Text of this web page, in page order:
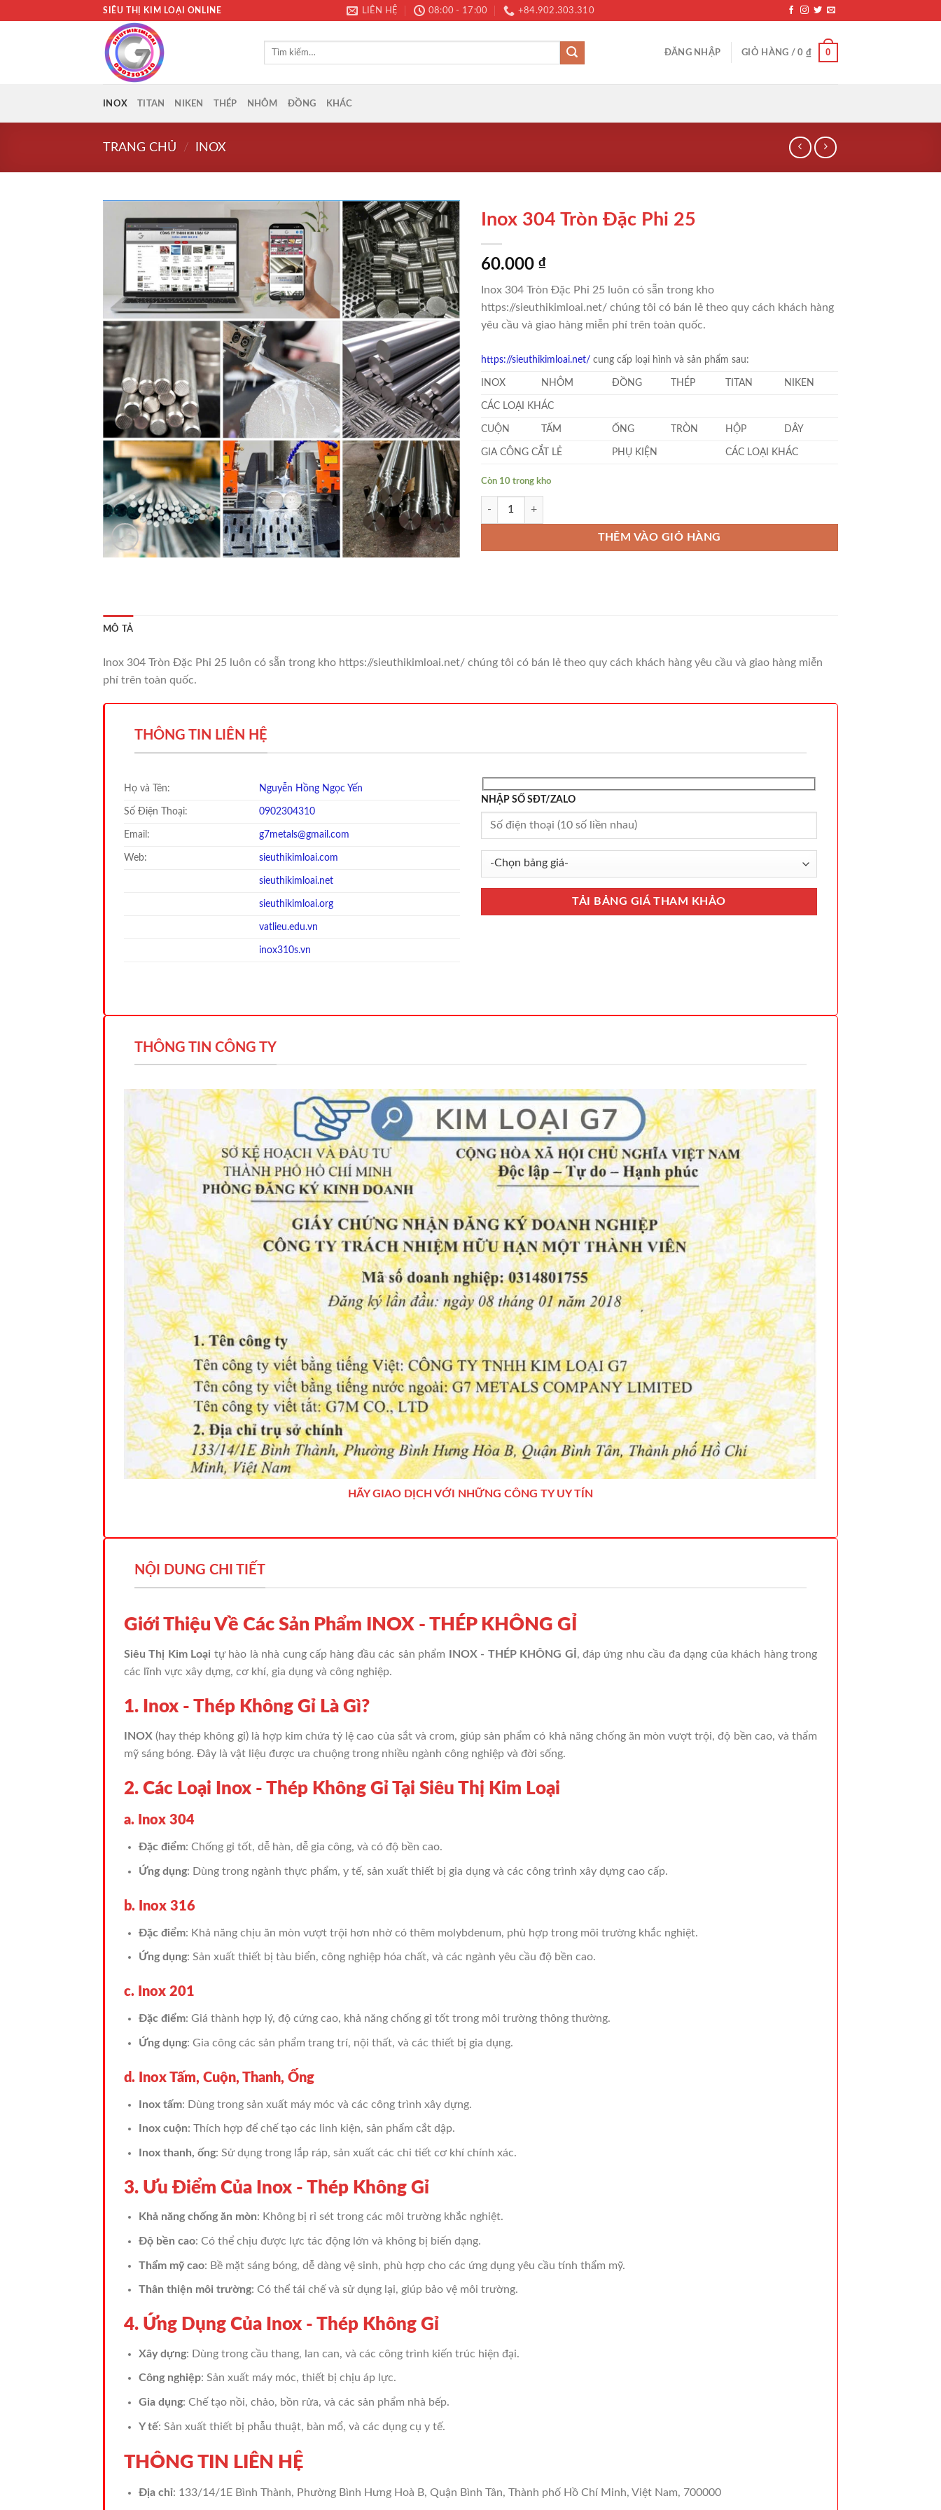
SIÊU THỊ KIM LOẠI ONLINE LIÊN HỆ 08:00 - 17:00 +84.902.303.310
Tìm
ĐĂNG NHẬP GIỎ HÀNG /0 ₫ 0
INOX TITAN NIKEN THÉP NHÔM ĐỒNG KHÁC
TRANG CHỦ / INOX
Inox 304 Tròn Đặc Phi 25
60.000 ₫
Inox 304 Tròn Đặc Phi 25 luôn có sẵn trong kho
https://sieuthikimloai.net/ chúng tôi có bán lẻ theo quy cách khách hàng
yêu cầu và giao hàng miễn phí trên toàn quốc.
https://sieuthikimloai.net/ cung cấp loại hình và sản phẩm sau:
INOX NHÔM ĐỒNG THÉP TITAN NIKEN
CÁC LOẠI KHÁC
CUỘN TẤM ỐNG TRÒN HỘP DÂY
GIA CÔNG CẮT LẺ PHỤ KIỆN CÁC LOẠI KHÁC
Còn 10 trong kho
Inox 304 Tròn Đặc Phi 25 số lượng
THÊM VÀO GIỎ HÀNG
MÔ TẢ
Inox 304 Tròn Đặc Phi 25 luôn có sẵn trong kho https://sieuthikimloai.net/ chúng tôi có bán lẻ theo quy cách khách hàng yêu cầu và giao hàng miễn
phí trên toàn quốc.
THÔNG TIN LIÊN HỆ
Họ và Tên: Nguyễn Hồng Ngọc Yến
Số Điện Thoại: 0902304310
Email: g7metals@gmail.com
Web: sieuthikimloai.com
sieuthikimloai.net
sieuthikimloai.org
vatlieu.edu.vn
inox310s.vn
NHẬP SỐ SĐT/ZALO
THÔNG TIN CÔNG TY
HÃY GIAO DỊCH VỚI NHỮNG CÔNG TY UY TÍN
NỘI DUNG CHI TIẾT
Giới Thiệu Về Các Sản Phẩm INOX - THÉP KHÔNG GỈ
Siêu Thị Kim Loại tự hào là nhà cung cấp hàng đầu các sản phẩm INOX - THÉP KHÔNG GỈ , đáp ứng nhu cầu đa dạng của khách hàng trong
các lĩnh vực xây dựng, cơ khí, gia dụng và công nghiệp.
1. Inox - Thép Không Gỉ Là Gì?
INOX (hay thép không gỉ) là hợp kim chứa tỷ lệ cao của sắt và crom, giúp sản phẩm có khả năng chống ăn mòn vượt trội, độ bền cao, và thẩm
mỹ sáng bóng. Đây là vật liệu được ưa chuộng trong nhiều ngành công nghiệp và đời sống.
2. Các Loại Inox - Thép Không Gỉ Tại Siêu Thị Kim Loại
a. Inox 304
Đặc điểm: Chống gỉ tốt, dễ hàn, dễ gia công, và có độ bền cao.
Ứng dụng: Dùng trong ngành thực phẩm, y tế, sản xuất thiết bị gia dụng và các công trình xây dựng cao cấp.
b. Inox 316
Đặc điểm: Khả năng chịu ăn mòn vượt trội hơn nhờ có thêm molybdenum, phù hợp trong môi trường khắc nghiệt.
Ứng dụng: Sản xuất thiết bị tàu biển, công nghiệp hóa chất, và các ngành yêu cầu độ bền cao.
c. Inox 201
Đặc điểm: Giá thành hợp lý, độ cứng cao, khả năng chống gỉ tốt trong môi trường thông thường.
Ứng dụng: Gia công các sản phẩm trang trí, nội thất, và các thiết bị gia dụng.
d. Inox Tấm, Cuộn, Thanh, Ống
Inox tấm: Dùng trong sản xuất máy móc và các công trình xây dựng.
Inox cuộn: Thích hợp để chế tạo các linh kiện, sản phẩm cắt dập.
Inox thanh, ống: Sử dụng trong lắp ráp, sản xuất các chi tiết cơ khí chính xác.
3. Ưu Điểm Của Inox - Thép Không Gỉ
Khả năng chống ăn mòn: Không bị rỉ sét trong các môi trường khắc nghiệt.
Độ bền cao: Có thể chịu được lực tác động lớn và không bị biến dạng.
Thẩm mỹ cao: Bề mặt sáng bóng, dễ dàng vệ sinh, phù hợp cho các ứng dụng yêu cầu tính thẩm mỹ.
Thân thiện môi trường: Có thể tái chế và sử dụng lại, giúp bảo vệ môi trường.
4. Ứng Dụng Của Inox - Thép Không Gỉ
Xây dựng: Dùng trong cầu thang, lan can, và các công trình kiến trúc hiện đại.
Công nghiệp: Sản xuất máy móc, thiết bị chịu áp lực.
Gia dụng: Chế tạo nồi, chảo, bồn rửa, và các sản phẩm nhà bếp.
Y tế: Sản xuất thiết bị phẫu thuật, bàn mổ, và các dụng cụ y tế.
THÔNG TIN LIÊN HỆ
Địa chỉ: 133/14/1E Bình Thành, Phường Bình Hưng Hoà B, Quận Bình Tân, Thành phố Hồ Chí Minh, Việt Nam, 700000